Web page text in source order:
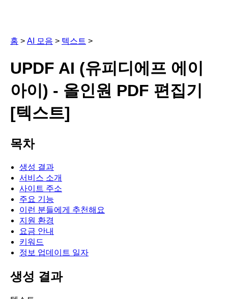
홈 > AI 모음 > 텍스트 >
UPDF AI (유피디에프 에이
아이) - 올인원 PDF 편집기
[텍스트]
목차
생성 결과
서비스 소개
사이트 주소
주요 기능
이런 분들에게 추천해요
지원 환경
요금 안내
키워드
정보 업데이트 일자
생성 결과